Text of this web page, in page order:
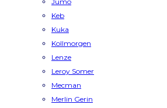
Keb
Kuka
Kollmorgen
Lenze
Leroy Somer
Mecman
Merlin Gerin